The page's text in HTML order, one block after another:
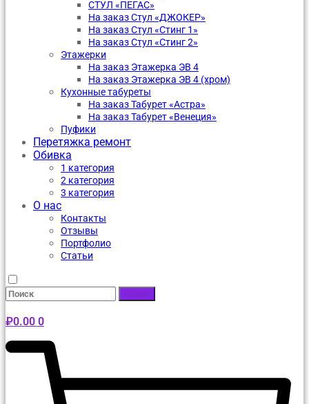
CТУЛ «ПЕГАС»
На заказ Стул «ДЖОКЕР»
На заказ Стул «Стинг 1»
На заказ Стул «Стинг 2»
Этажерки
На заказ Этажерка ЭВ 4
На заказ Этажерка ЭВ 4 (хром)
Кухонные табуреты
На заказ Табурет «Астра»
На заказ Табурет «Венеция»
Пуфики
Перетяжка ремонт
Обивка
1 категория
2 категория
3 категория
О нас
Контакты
Отзывы
Портфолио
Статьи
Поиск
₽0.00 0